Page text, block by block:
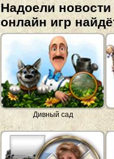
Надоели
онлайн игр
Дивный сад